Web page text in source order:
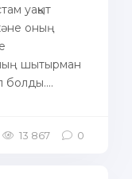
уақыт
оның
шытырман
болды....
13 867 0